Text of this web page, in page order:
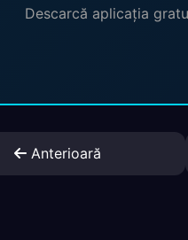
Descarcă aplicația
Anterioară